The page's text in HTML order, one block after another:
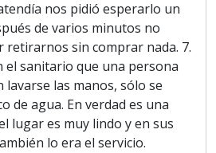
nos pidió esperarlo un
de varios minutos no
retirarnos sin comprar nada. 7.
el sanitario que una persona
lavarse las manos, sólo se
de agua. En verdad es una
lugar es muy lindo y en sus
lo era el servicio.